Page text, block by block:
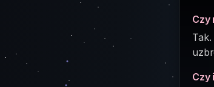
Czy
Czy